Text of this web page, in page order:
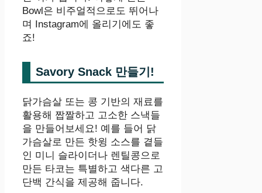
Bowl은 비주얼적으로도 뛰어나
며 Instagram에 올리기에도 좋
죠!
Savory Snack 만들기!
닭가슴살 또는 콩 기반의 재료를
활용해 짭짤하고 고소한 스낵들
을 만들어보세요! 예를 들어 닭
가슴살로 만든 핫윙 소스를 곁들
인 미니 슬라이더나 렌틸콩으로
만든 타코는 특별하고 색다른 고
단백 간식을 제공해 줍니다.